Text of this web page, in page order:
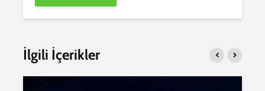
İlgili İçerikler